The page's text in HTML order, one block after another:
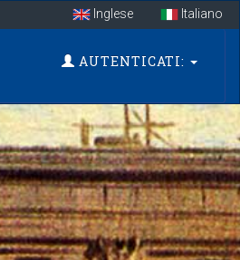
Inglese Italiano
AUTENTICATI: